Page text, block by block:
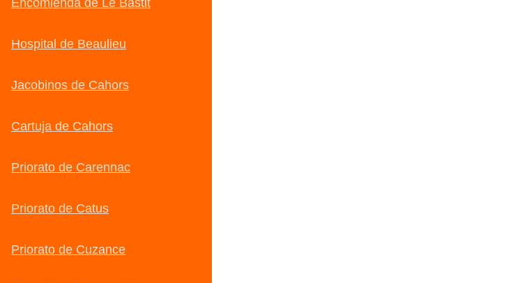
Encomienda de Le Bastit
Hospital de Beaulieu
Jacobinos de Cahors
Cartuja de Cahors
Priorato de Carennac
Priorato de Catus
Priorato de Cuzance